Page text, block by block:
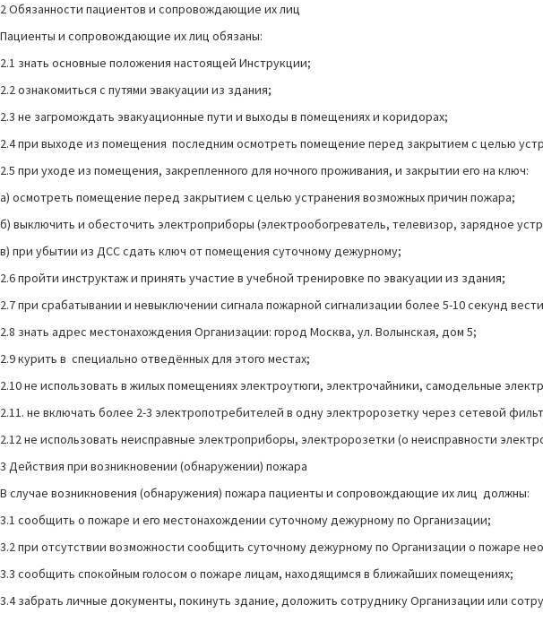
2 Обязанности пациентов и сопровождающие их лиц
Пациенты и сопровождающие их лиц обязаны:
2.1 знать основные положения настоящей Инструкции;
2.2 ознакомиться с путями эвакуации из здания;
2.3 не загромождать эвакуационные пути и выходы в помещениях и коридорах;
2.4 при выходе из помещения последним осмотреть помещение перед закрытием с целью
2.5 при уходе из помещения, закрепленного для ночного проживания, и закрытии его на ключ:
а) осмотреть помещение перед закрытием с целью устранения возможных причин пожара;
б) выключить и обесточить электроприборы (электрообогреватель, телевизор, зарядное
в) при убытии из ДСС сдать ключ от помещения суточному дежурному;
2.6 пройти инструктаж и принять участие в учебной тренировке по эвакуации из здания;
2.7 при срабатывании и невыключении сигнала пожарной сигнализации более 5-10 секунд
2.8 знать адрес местонахождения Организации: город Москва, ул. Волынская, дом 5;
2.9 курить в специально отведённых для этого местах;
2.10 не использовать в жилых помещениях электроутюги, электрочайники, самодельные
2.11. не включать более 2-3 электропотребителей в одну электророзетку через сетевой
2.12 не использовать неисправные электроприборы, электророзетки (о неисправности
3 Действия при возникновении (обнаружении) пожара
В случае возникновения (обнаружения) пожара пациенты и сопровождающие их лиц должны:
3.1 сообщить о пожаре и его местонахождении суточному дежурному по Организации;
3.2 при отсутствии возможности сообщить суточному дежурному по Организации о пожаре
­3.3 сообщить спокойным голосом о пожаре лицам, находящимся в ближайших помещениях;
3.4 забрать личные документы, покинуть здание, доложить сотруднику Организации или